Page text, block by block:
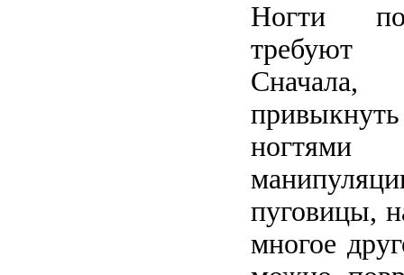
Ногти
ногтями
пуговицы,
многое